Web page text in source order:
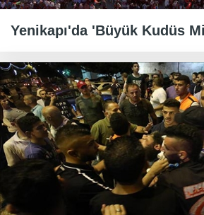
Yenikapı'da 'Büyük Kudüs